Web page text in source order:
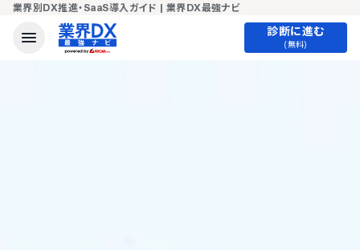
業界別DX推進・SaaS導入ガイド | 業界DX最強ナビ
診断に進む
(無料)